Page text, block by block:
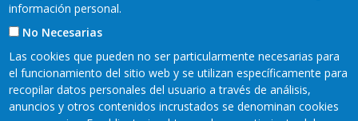
información personal.
No Necesarias
Las cookies que pueden no ser particularmente necesarias para
el funcionamiento del sitio web y se utilizan específicamente para
recopilar datos personales del usuario a través de análisis,
anuncios y otros contenidos incrustados se denominan cookies